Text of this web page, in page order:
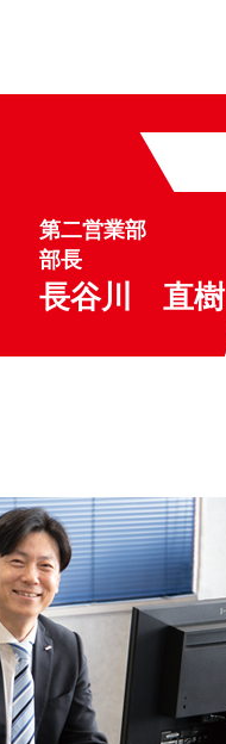
第二営業部
部長
長谷川 直樹